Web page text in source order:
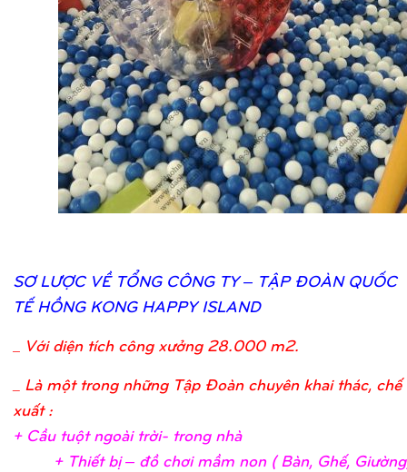
SƠLƯỢC VỀTỔNG CÔNG TY – TẬP ĐOÀN QUỐC
TẾHỒNG KONG HAPPY ISLAND
Với diện tích công xưởng 28.000 m2.
_ Là một trong những Tập Đoàn chuyên khai thác, chế
xuất :
+ Cầu tuột ngoài trời- trong nhà
+ Thiết bị– đồchơi mầm non ( Bàn, Ghế, Giườ